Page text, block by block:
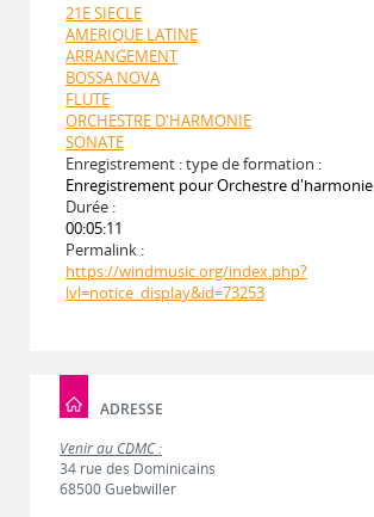
21E SIECLE
AMERIQUE LATINE
ARRANGEMENT
BOSSA NOVA
FLUTE
ORCHESTRE D'HARMONIE
SONATE
Enregistrement : type de formation :
Enregistrement pour Orchestre d'harmonie
Durée :
00:05:11
Permalink :
https://windmusic.org/index.php?
lvl=notice_display&id=73253
ADRESSE
Venir au CDMC :
34 rue des Dominicains
68500 Guebwiller